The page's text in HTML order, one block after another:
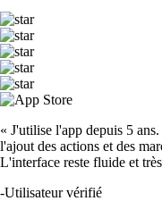
« J'utilise l'app depuis 5
l'ajout des actions et des
L'interface reste fluide et
-Utilisateur vérifié